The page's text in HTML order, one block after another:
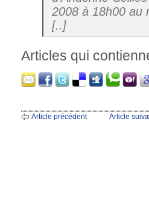
2008 à 18h00 au
[..]
Articles qui
Article précédent Article